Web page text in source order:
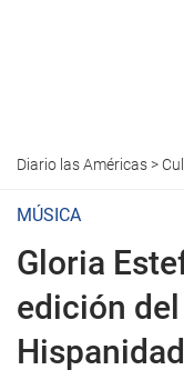
Diario las Américas>
MÚSICA
Gloria
edición
Hispanidad